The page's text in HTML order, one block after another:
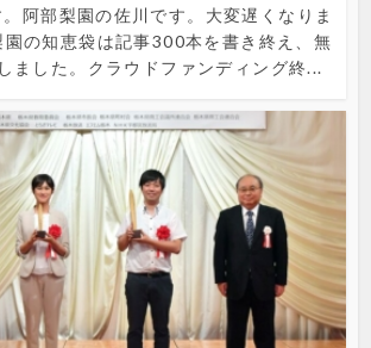
阿部梨園の佐川です。大変遅くなりま
園の知恵袋は記事300本を書き終え、無
ました。クラウドファンディング終...